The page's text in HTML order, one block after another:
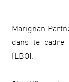
Marignan
dans le cadre
(LBO).